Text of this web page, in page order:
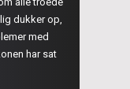
dukker op,
med
har sat